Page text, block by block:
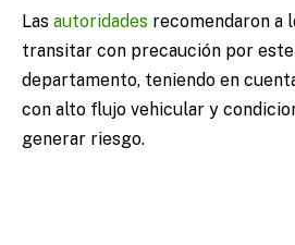
Las autoridades recomendaron a
transitar con precaución por
departamento, teniendo en
con alto flujo vehicular y
generar riesgo.